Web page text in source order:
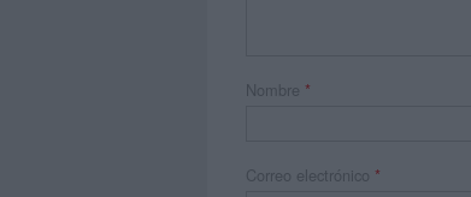
Nombre *
Correo electrónico *